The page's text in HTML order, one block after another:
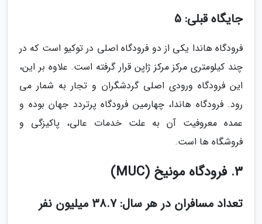
جایگاه قبلی: 5
فرودگاه هاندا یکی از دو فرودگاه اصلی در توکیو است که در
چند کیلومتری مرکز مرکز ژاپن قرار گرفته است. علاوه بر این،
این فرودگاه ورودی اصلی گردشگران و تجار به شمار می
رود. فرودگاه هاندا، چهارمین فرودگاه پرتردد جهان بوده و
عمده معروفیت آن به علت خدمات عالی، پاکیزگی و
فروشگاه ها است.
3. فرودگاه مونیخ (MUC)
تعداد مسافران در هر سال: 38.7 میلیون نفر